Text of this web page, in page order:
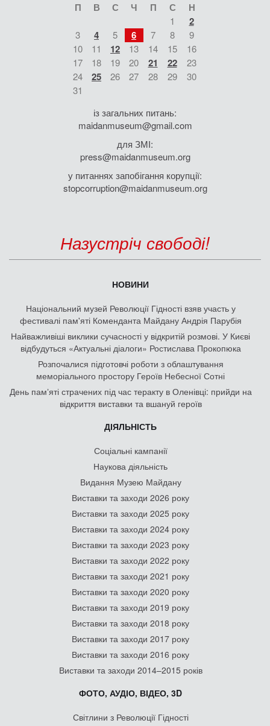
П В С Ч П С Н
1 2
3 4 5 6 7 8
9
10
11 12 13 14 15
16
17
18 19 20 21 22
23
24
25 26 27 28 29
30
31
із загальних питань:
maidanmuseum@gmail.com
для ЗМІ:
press@maidanmuseum.org
у питаннях запобігання корупції:
stopcorruption@maidanmuseum.org
Назустріч свободі!
НОВИНИ
Національний музей Революції Гідності взяв участь у
фестивалі пам'яті Коменданта Майдану Андрія Парубія
Найважливіші виклики сучасності у відкритій розмові. У Києві
відбудуться «Актуальні діалоги» Ростислава Прокопюка
Розпочалися підготовчі роботи з облаштування
меморіального простору Героїв Небесної Сотні
День памʼяті страчених під час теракту в Оленівці: прийди на
відкриття виставки та вшануй героїв
ДІЯЛЬНІСТЬ
Соціальні кампанії
Наукова діяльність
Видання Музею Майдану
Виставки та заходи 2026 року
Виставки та заходи 2025 року
Виставки та заходи 2024 року
Виставки та заходи 2023 року
Виставки та заходи 2022 року
Виставки та заходи 2021 року
Виставки та заходи 2020 року
Виставки та заходи 2019 року
Виставки та заходи 2018 року
Виставки та заходи 2017 року
Виставки та заходи 2016 року
Виставки та заходи 2014–2015 років
ФОТО, АУДІО, ВІДЕО, 3D
Світлини з Революції Гідності